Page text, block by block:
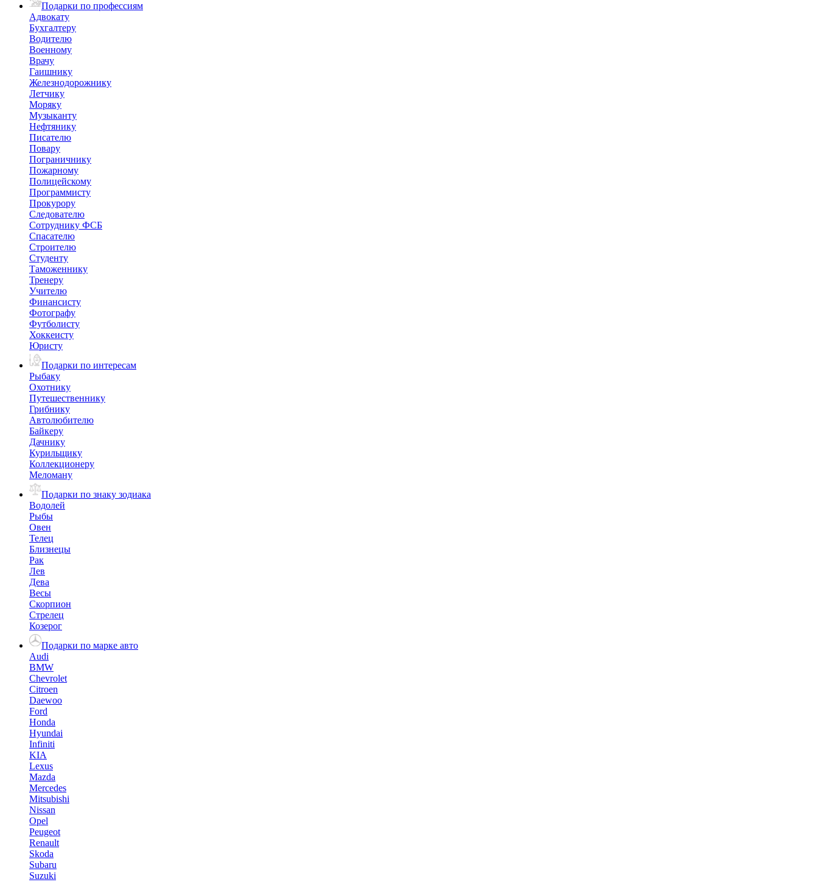
Подарки по профессиям
Адвокату
Бухгалтеру
Водителю
Военному
Врачу
Гаишнику
Железнодорожнику
Летчику
Моряку
Музыканту
Нефтянику
Писателю
Повару
Пограничнику
Пожарному
Полицейскому
Программисту
Прокурору
Следователю
Сотруднику ФСБ
Спасателю
Строителю
Студенту
Таможеннику
Тренеру
Учителю
Финансисту
Фотографу
Футболисту
Хоккеисту
Юристу
Подарки по интересам
Рыбаку
Охотнику
Путешественнику
Грибнику
Автолюбителю
Байкеру
Дачнику
Курильщику
Коллекционеру
Меломану
Подарки по знаку зодиака
Водолей
Рыбы
Овен
Телец
Близнецы
Рак
Лев
Дева
Весы
Скорпион
Стрелец
Козерог
Подарки по марке авто
Audi
BMW
Chevrolet
Citroen
Daewoo
Ford
Honda
Hyundai
Infiniti
KIA
Lexus
Mazda
Mercedes
Mitsubishi
Nissan
Opel
Peugeot
Renault
Skoda
Subaru
Suzuki